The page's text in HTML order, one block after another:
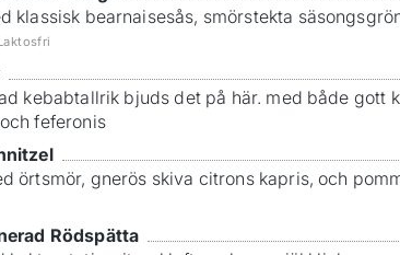
klassisk bearnaisesås, smörstekta
kebabtallrik bjuds det på här. med både
feferonis
örtsmör, gnerös skiva citrons kapris, och
Rödspätta